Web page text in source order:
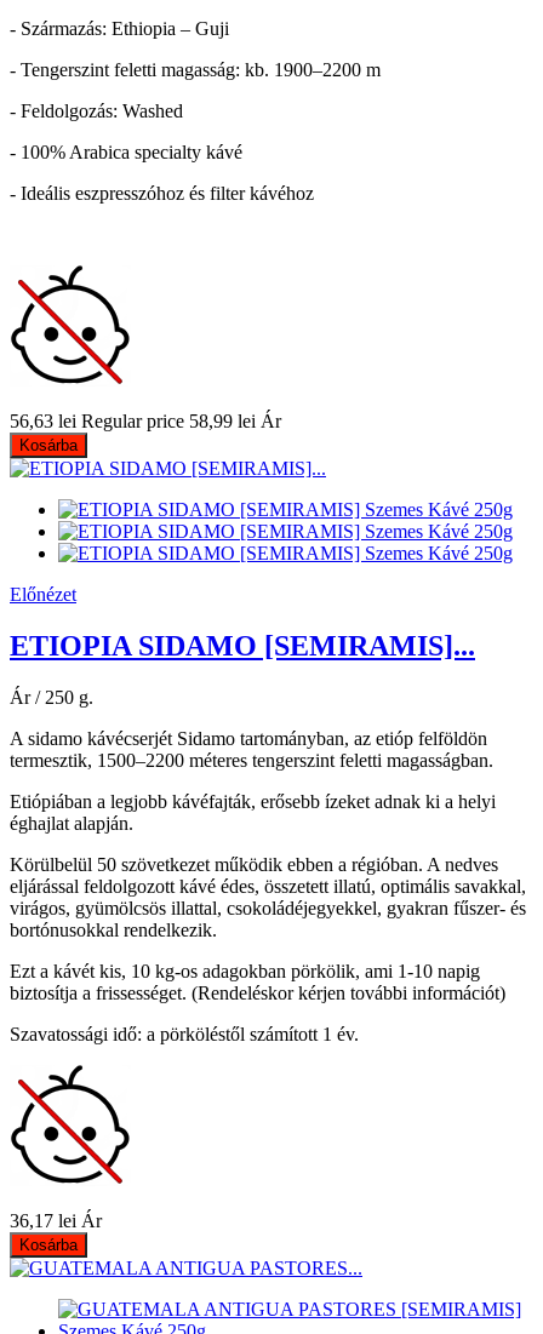
- Származás: Ethiopia – Guji
- Tengerszint feletti magasság: kb. 1900–2200 m
- Feldolgozás: Washed
- 100% Arabica specialty kávé
- Ideális eszpresszóhoz és filter kávéhoz
56,63 lei Regular price 58,99 lei Ár
Kosárba
Előnézet
ETIOPIA SIDAMO [SEMIRAMIS]...
Ár / 250 g.
A sidamo kávécserjét Sidamo tartományban, az etióp felföldön
termesztik, 1500–2200 méteres tengerszint feletti magasságban.
Etiópiában a legjobb kávéfajták, erősebb ízeket adnak ki a helyi
éghajlat alapján.
Körülbelül 50 szövetkezet működik ebben a régióban. A nedves
eljárással feldolgozott kávé édes, összetett illatú, optimális savakkal,
virágos, gyümölcsös illattal, csokoládéjegyekkel, gyakran fűszer- és
bortónusokkal rendelkezik.
Ezt a kávét kis, 10 kg-os adagokban pörkölik, ami 1-10 napig
biztosítja a frissességet. (Rendeléskor kérjen további információt)
Szavatossági idő: a pörköléstől számított 1 év.
36,17 lei Ár
Kosárba